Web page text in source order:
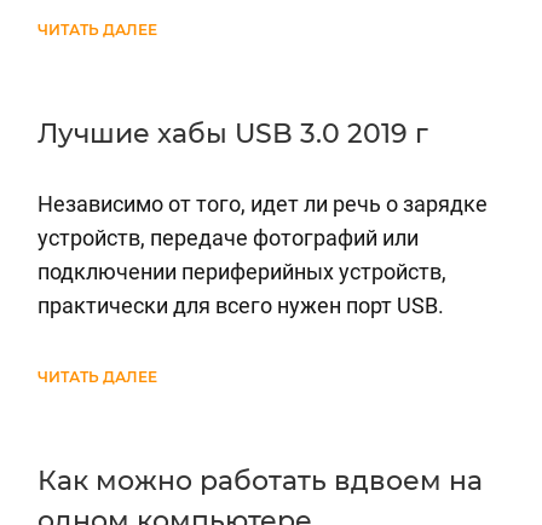
ЧИТАТЬ ДАЛЕЕ
Лучшие хабы USB 3.0 2019 г
Независимо от того, идет ли речь о зарядке
устройств, передаче фотографий или
подключении периферийных устройств,
практически для всего нужен порт USB.
ЧИТАТЬ ДАЛЕЕ
Как можно работать вдвоем на